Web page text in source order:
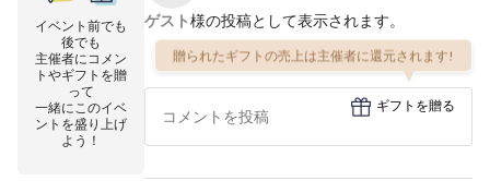
イベント前でも
後でも
主催者にコメン
トやギフトを贈
って
一緒にこのイベ
ントを盛り上げ
よう！
ゲスト様の投稿として表示されます。
贈られたギフトの売上は主催者に還元されます!
ギフトを贈る